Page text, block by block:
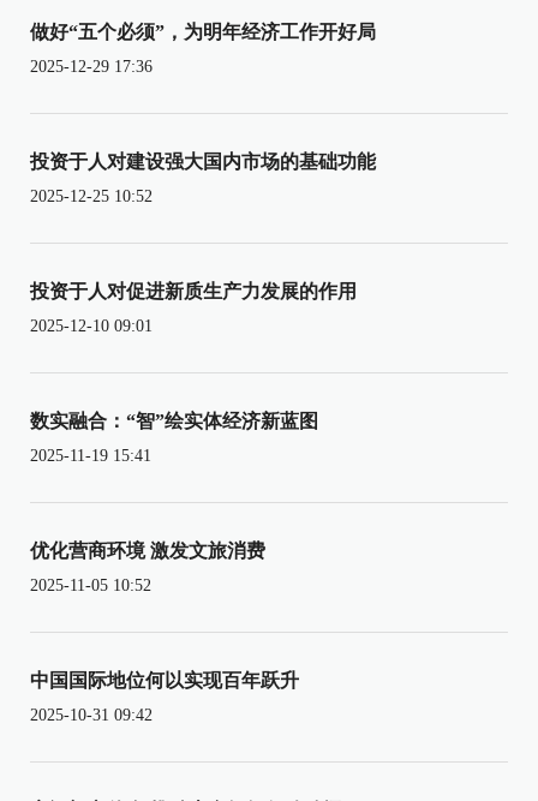
做好“五个必须”，为明年经济工作开好局
2025-12-29 17:36
投资于人对建设强大国内市场的基础功能
2025-12-25 10:52
投资于人对促进新质生产力发展的作用
2025-12-10 09:01
数实融合：“智”绘实体经济新蓝图
2025-11-19 15:41
优化营商环境 激发文旅消费
2025-11-05 10:52
中国国际地位何以实现百年跃升
2025-10-31 09:42